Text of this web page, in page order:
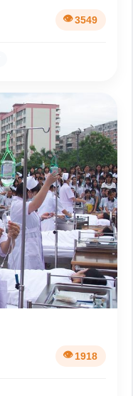
3549
1918